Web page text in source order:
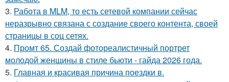
3. Работа в MLM, то есть сетевой компании сейчас
неразрывно связана с создание своего контента, своей
страницы в соц сетях.
4. Промт 65. Создай фотореалистичный портрет
молодой женщины в стиле бьюти - гайда 2026 года.
5. Главная и красивая причина поездки в.